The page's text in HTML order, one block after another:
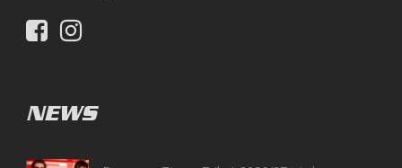
NEWS